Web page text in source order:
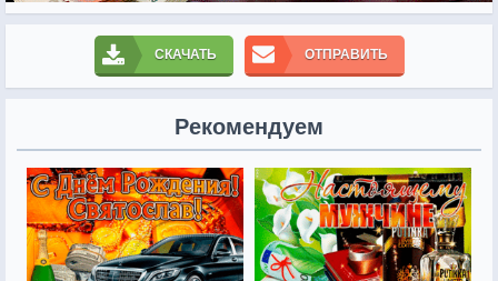
СКАЧАТЬ ОТПРАВИТЬ
Рекомендуем